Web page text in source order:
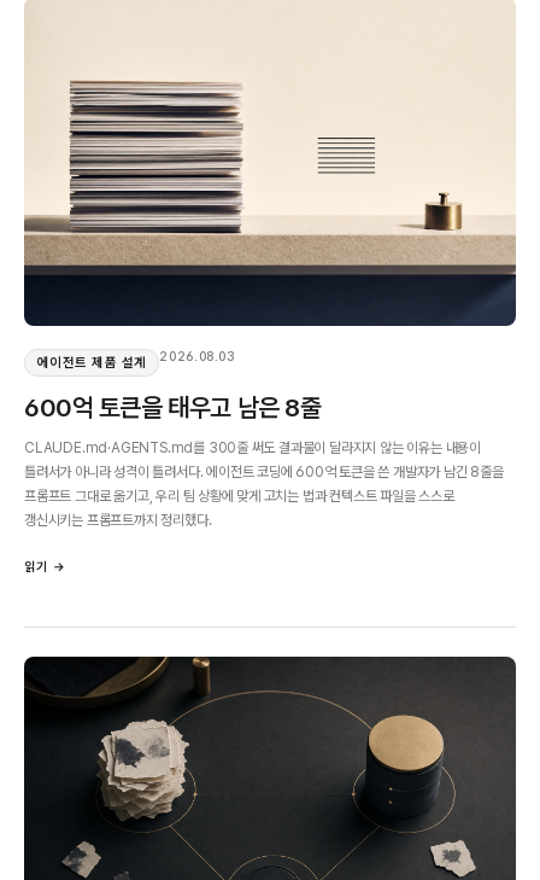
에이전트 제품 설계 2026.08.03
600억 토큰을 태우고 남은 8줄
CLAUDE.md·AGENTS.md를 300줄 써도 결과물이 달라지지 않는 이유는 내용이
틀려서가 아니라 성격이 틀려서다. 에이전트 코딩에 600억 토큰을 쓴 개발자가 남긴 8줄을
프롬프트 그대로 옮기고, 우리 팀 상황에 맞게 고치는 법과 컨텍스트 파일을 스스로
갱신시키는 프롬프트까지 정리했다.
읽기 →